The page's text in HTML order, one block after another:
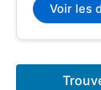
Voir les